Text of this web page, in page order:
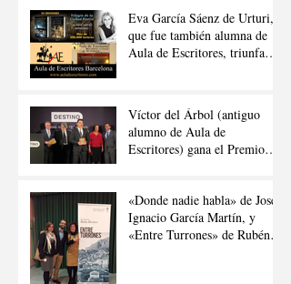
Eva García Sáenz de Urturi,
que fue también alumna de
Aula de Escritores, triunfa
Víctor del Árbol (antiguo
alumno de Aula de
Escritores) gana el Premio
«Donde nadie habla» de José
Ignacio García Martín, y
«Entre Turrones» de Rubén